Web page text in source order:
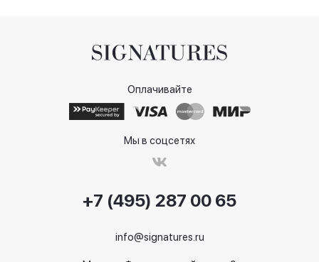
Оплачивайте
Мы в соцсетях
+7 (495) 287 00 65
info@signatures.ru